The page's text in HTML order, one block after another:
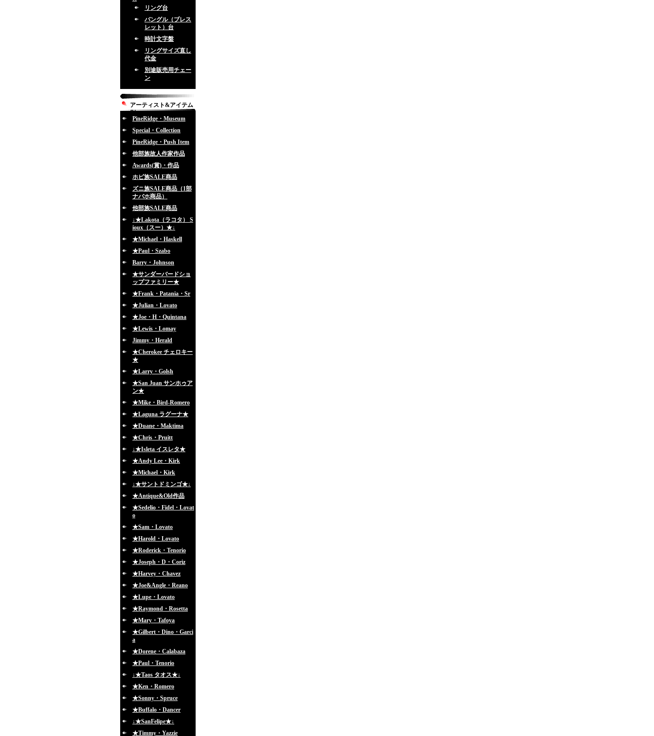
リング台
バングル（ブレス
レット）台
時計文字盤
リングサイズ直し
代金
別途販売用チェー
ン
アーティスト&アイテム
別
PineRidge・Museum
Special・Collection
PineRidge・Push Item
他部族故人作家作品
Awards(賞)・作品
ホピ族SALE商品
ズニ族SALE商品（1部
ナバホ商品）
他部族SALE商品
↓★Lakota（ラコタ） S
ioux（スー）★↓
★Michael・Haskell
★Paul・Szabo
Barry・Johnson
★サンダーバードショ
ップファミリー★
★Frank・Patania・Sr
★Julian・Lovato
★Joe・H・Quintana
★Lewis・Lomay
Jimmy・Herald
★Cherokee チェロキー
★
★Larry・Golsh
★San Juan サンホゥア
ン★
★Mike・Bird-Romero
★Laguna ラグーナ★
★Duane・Maktima
★Chris・Pruitt
↓★Isleta イスレタ★
★Andy Lee・Kirk
★Michael・Kirk
↓★サントドミンゴ★↓
★Antique&Old作品
★Sedelio・Fidel・Lovat
o
★Sam・Lovato
★Harold・Lovato
★Roderick・Tenorio
★Joseph・D・Coriz
★Harvey・Chavez
★Joe&Angle・Reano
★Lupe・Lovato
★Raymond・Rosetta
★Mary・Tafoya
★Gilbert・Dino・Garci
a
★Dorene・Calabaza
★Paul・Tenorio
↓★Taos タオス★↓
★Ken・Romero
★Sonny・Spruce
★Buffalo・Dancer
↓★SanFelipe★↓
★Timmy・Yazzie